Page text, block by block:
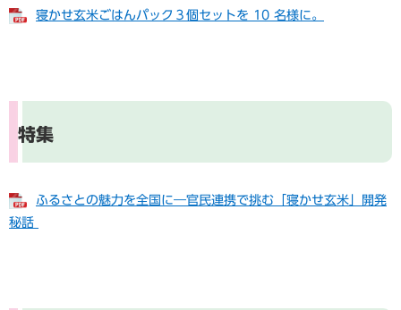
寝かせ玄米ごはんパック３個セットを 10 名様に。
特集
ふるさとの魅力を全国に―官民連携で挑む「寝かせ玄米」開発
秘話